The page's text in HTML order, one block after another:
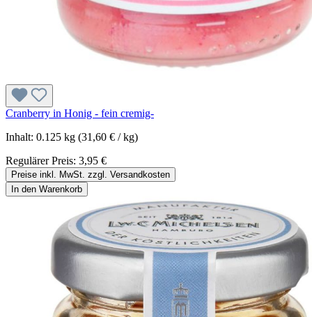
Cranberry in Honig - fein cremig-
Inhalt: 0.125 kg (31,60 € / kg)
Regulärer Preis: 3,95 €
Preise inkl. MwSt. zzgl. Versandkosten
In den Warenkorb